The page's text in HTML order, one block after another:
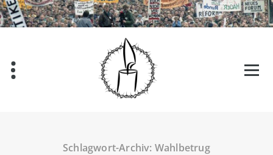
Zum
Inhalt
springen
Schlagwort-Archiv: Wahlbetrug